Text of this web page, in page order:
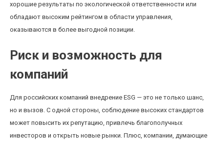
хорошие результаты по экологической ответственности или
обладают высоким рейтингом в области управления,
оказываются в более выгодной позиции.
Риск и возможность для
компаний
Для российских компаний внедрение ESG — это не только шанс,
но и вызов. С одной стороны, соблюдение высоких стандартов
может повысить их репутацию, привлечь благополучных
инвесторов и открыть новые рынки. Плюс, компании, думающие